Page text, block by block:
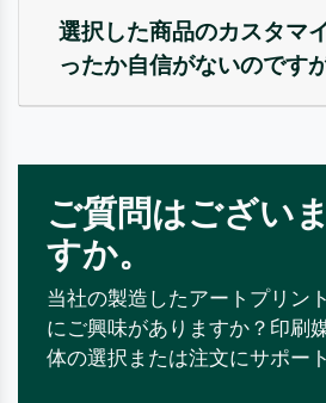
選択した商品のカスタマ
ったか自信がないのですが
ご質問はございま
すか。
当社の製造したアートプリント
にご興味がありますか？印刷
体の選択または注文にサポー